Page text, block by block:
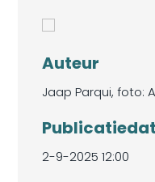
Auteur
Jaap Parqui, foto:
2-9-2025 12:00